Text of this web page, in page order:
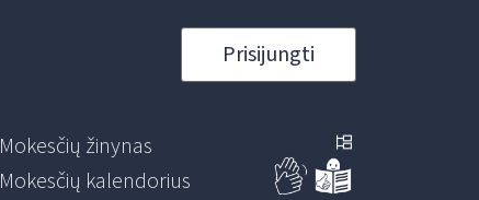
Prisijungti
Mokesčių žinynas
Mokesčių kalendorius